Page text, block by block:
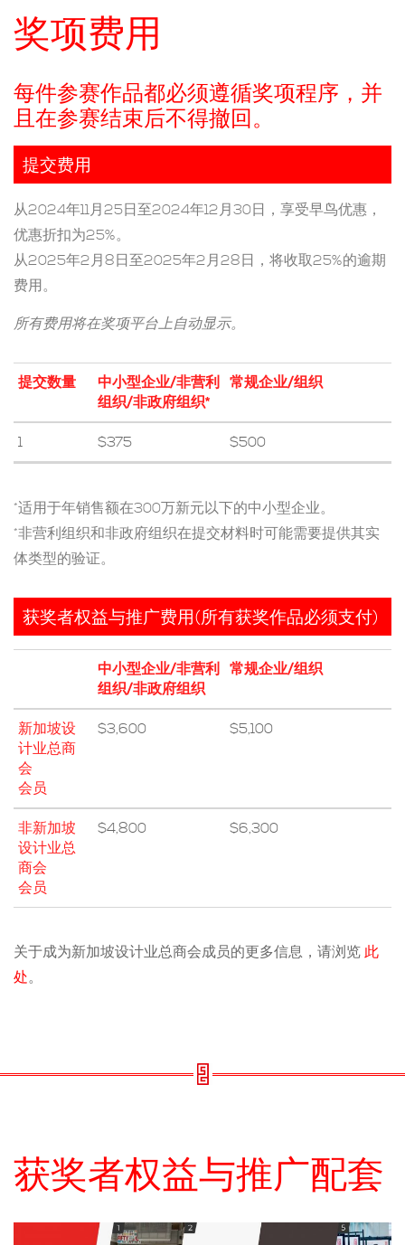
奖项费用
每件参赛作品都必须遵循奖项程序，并
且在参赛结束后不得撤回。
提交费用
从2024年11月25日至2024年12月30日，享受早鸟优惠，
优惠折扣为25%。
从2025年2月8日至2025年2月28日，将收取25%的逾期
费用。
所有费用将在奖项平台上自动显示。
提交数量
中小型企业/非营利
组织/非政府组织*
常规企业/组织
1 $375 $500
*适用于年销售额在300万新元以下的中小型企业。
*非营利组织和非政府组织在提交材料时可能需要提供其实
体类型的验证。
获奖者权益与推广费用(所有获奖作品必须支付)
中小型企业/非营利
组织/非政府组织
常规企业/组织
新加坡设
计业总商
会
会员
$3,600 $5,100
非新加坡
设计业总
商会
会员
$4,800 $6,300
关于成为新加坡设计业总商会成员的更多信息，请浏览 此
处。
获奖者权益与推广配套